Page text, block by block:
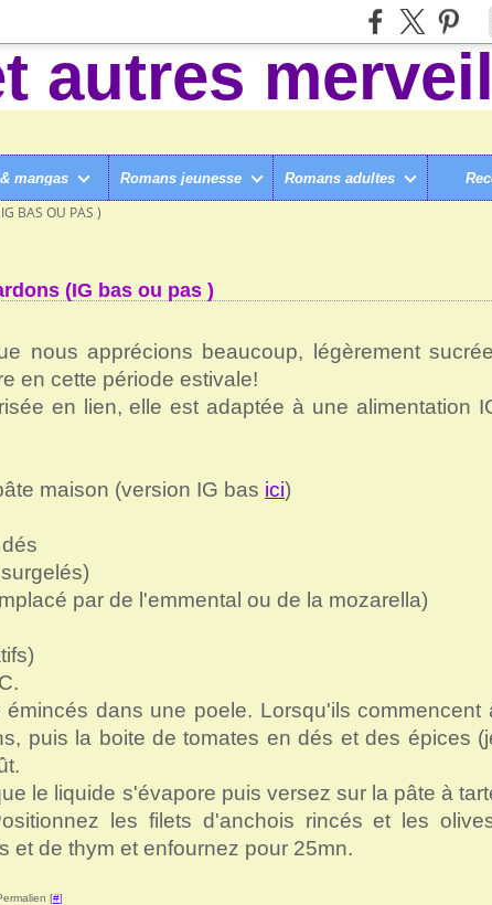
mangas Romans jeunesse Romans adultes
SALÉE (AVEC/SANS THERMOMIX) >
BAS OU PAS )
(IG bas ou pas )
nous apprécions beaucoup, légèrement
en cette période estivale!
en lien, elle est adaptée à une alimentation
maison (version IG bas ici)
par de l'emmental ou de la mozarella)
dans une poele. Lorsqu'ils commencent
puis la boite de tomates en dés et des épices
le liquide s'évapore puis versez sur la pâte à
les filets d'anchois rincés et les
et de thym et enfournez pour 25mn.
[#]